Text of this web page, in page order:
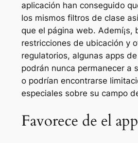
aplicación han conseguido
los mismos filtros de clase
que el página web. Ademí¡s,
restricciones de ubicación y
regulatorios, algunas apps
podrán nunca permanecer a
o podrían encontrarse
especiales sobre su campo
Favorece de el app